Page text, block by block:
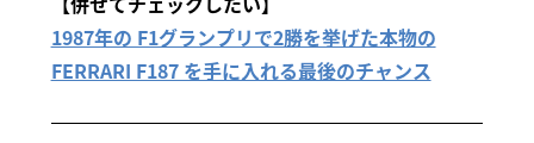
1987年の F1グランプリで2勝を挙げた本物の
FERRARI F187 を手に入れる最後のチャンス